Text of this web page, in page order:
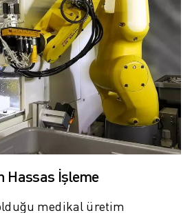
MERKEZLERI
MAKINELERI
Hassas İşleme
medikal üretim